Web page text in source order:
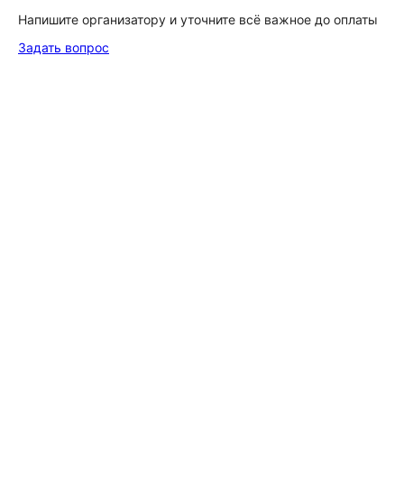
Напишите организатору и уточните всё важное до оплаты
Задать вопрос